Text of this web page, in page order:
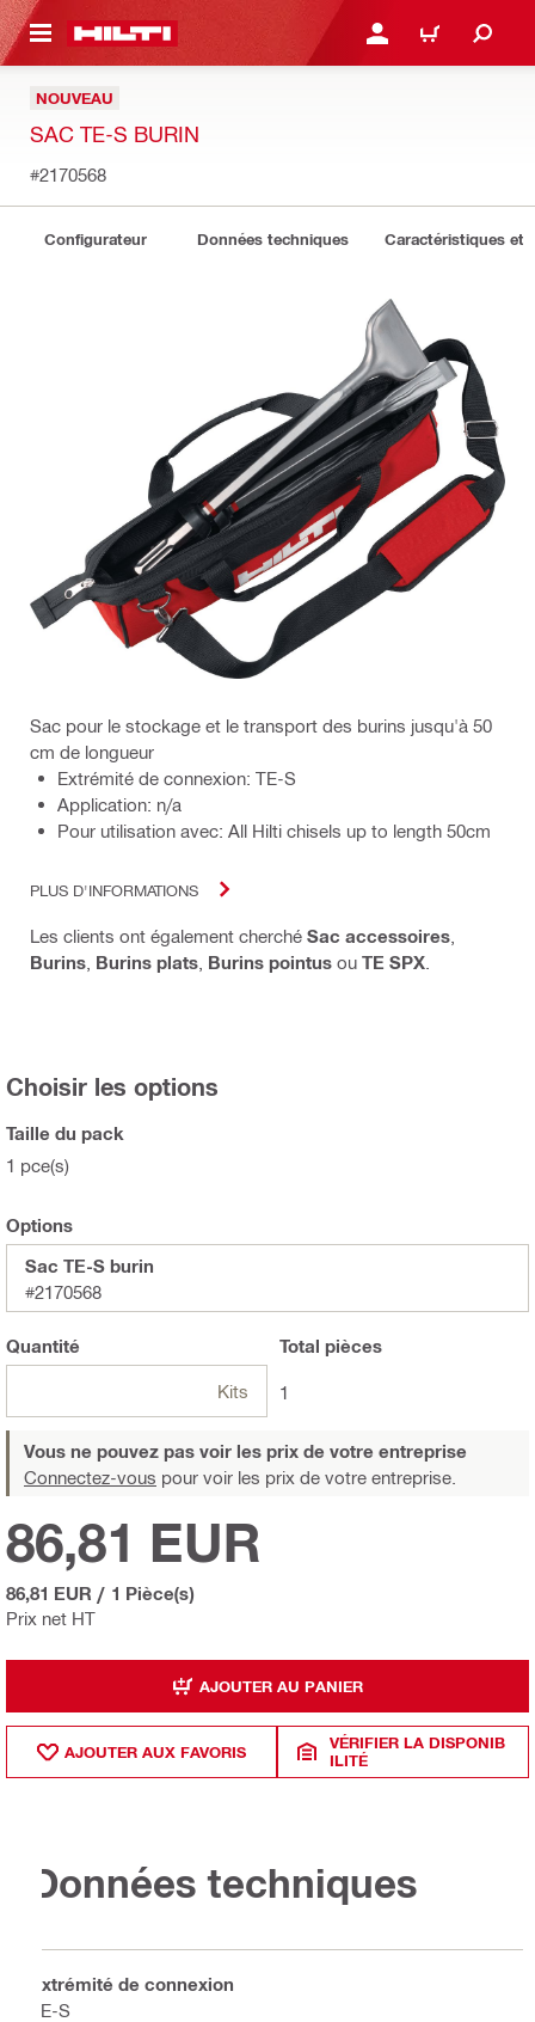
CONTENT CONNEXION OU
PANIER
NOUVEAU
SAC TE-S BURIN
#2170568
Configurateur Données techniques Caractéristiques et
Sac pour le stockage et le transport des burins jusqu'à 50
cm de longueur
Extrémité de connexion: TE-S
Application: n/a
Pour utilisation avec: All Hilti chisels up to length 50cm
PLUS D'INFORMATIONS
Les clients ont également cherché Sac accessoires
Burins Burins plats Burins pointus ou TE SPX
Choisir les options
Taille du pack
1 pce(s)
Options
Sac TE-S burin
#2170568
Quantité
Kits
Total pièces
1
Vous ne pouvez pas voir les prix de votre entreprise
Connectez-vous pour voir les prix de votre entreprise.
Prix net HT
86,81 EUR
86,81 EUR / 1 Pièce(s)
AJOUTER AU PANIER
AJOUTER AUX FAVORIS
VÉRIFIER LA DISPONIB
ILITÉ
Données techniques
Extrémité de connexion
TE-S